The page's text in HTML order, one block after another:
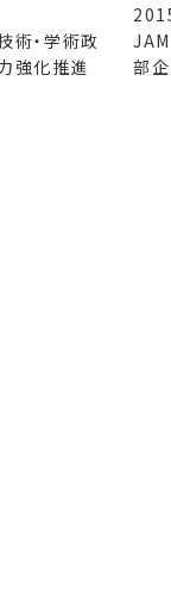
術・学術政
強化推進
部